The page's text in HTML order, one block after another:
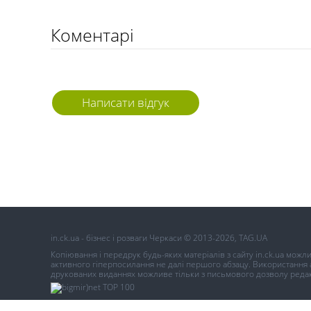
Коментарі
Написати відгук
in.ck.ua - бізнес і розваги Черкаси © 2013-2026, TAG.UA
Копіювання і передрук будь-яких матеріалів з сайту in.ck.ua
активного гіперпосилання не далі першого абзацу. Використання
друкованих виданнях можливе тільки з письмового дозволу